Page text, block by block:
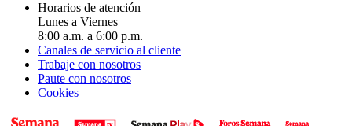
Horarios de atención
Lunes a Viernes
8:00 a.m. a 6:00 p.m.
Canales de servicio al cliente
Trabaje con nosotros
Paute con nosotros
Cookies